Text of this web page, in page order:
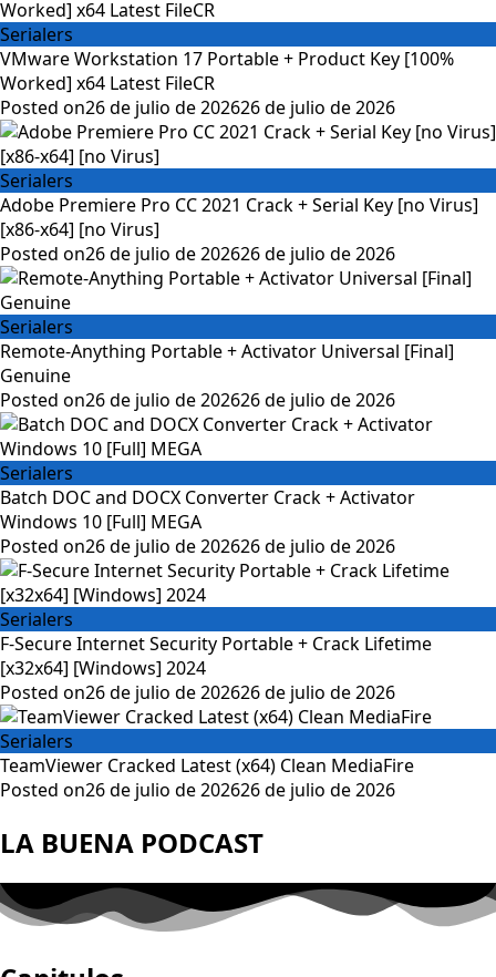
Serialers
VMware Workstation 17 Portable + Product Key [100%
Worked] x64 Latest FileCR
Posted on26 de julio de 202626 de julio de 2026
Serialers
Adobe Premiere Pro CC 2021 Crack + Serial Key [no Virus]
[x86-x64] [no Virus]
Posted on26 de julio de 202626 de julio de 2026
Serialers
Remote-Anything Portable + Activator Universal [Final]
Genuine
Posted on26 de julio de 202626 de julio de 2026
Serialers
Batch DOC and DOCX Converter Crack + Activator
Windows 10 [Full] MEGA
Posted on26 de julio de 202626 de julio de 2026
Serialers
F-Secure Internet Security Portable + Crack Lifetime
[x32x64] [Windows] 2024
Posted on26 de julio de 202626 de julio de 2026
Serialers
TeamViewer Cracked Latest (x64) Clean MediaFire
Posted on26 de julio de 202626 de julio de 2026
LA BUENA PODCAST